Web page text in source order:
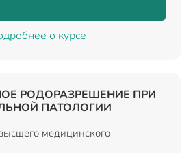
о курсе
РОДОРАЗРЕШЕНИЕ ПРИ
ПАТОЛОГИИ
медицинского